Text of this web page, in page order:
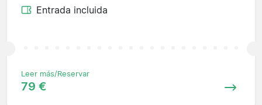
Entrada incluida
Leer más/Reservar
79 €